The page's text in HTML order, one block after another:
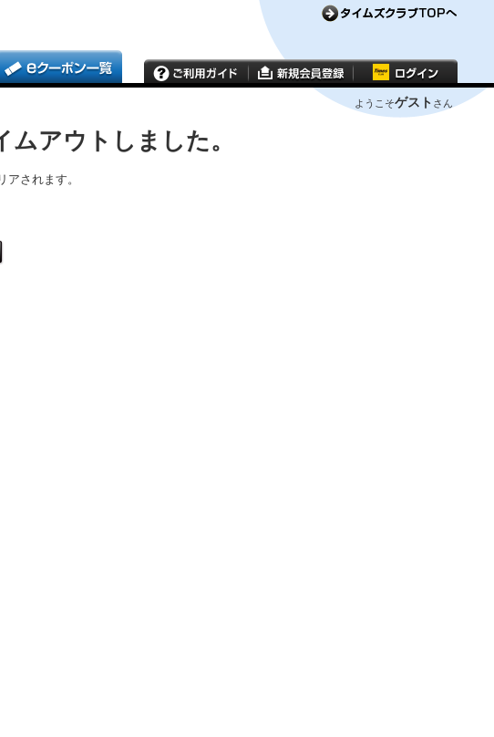
ようこそゲスト さん
アウトしました。
されます。